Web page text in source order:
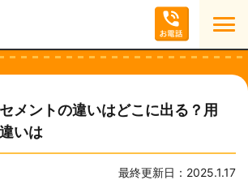
メントの違いはどこに出る？用
いは
最終更新日：2025.1.17